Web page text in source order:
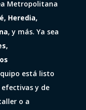
Metropolitana
Heredia,
, y más. Ya sea
está listo
y de
o a